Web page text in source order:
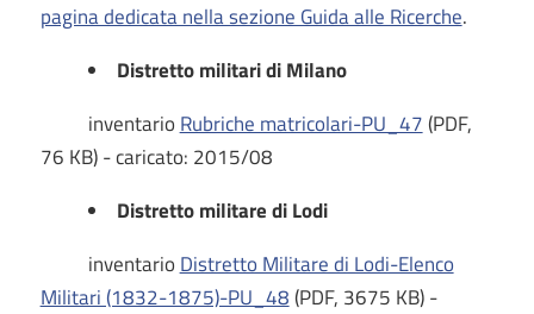
pagina dedicata nella sezione Guida alle Ricerche.
Distretto militari di Milano
inventario Rubriche matricolari-PU_47(PDF,
76 KB) - caricato: 2015/08
Distretto militare di Lodi
inventario Distretto Militare di Lodi-Elenco
Militari (1832-1875)-PU_48(PDF, 3675 KB) -